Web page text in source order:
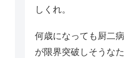
しくれ。
何歳になっても厨二
が限界突破しそうな